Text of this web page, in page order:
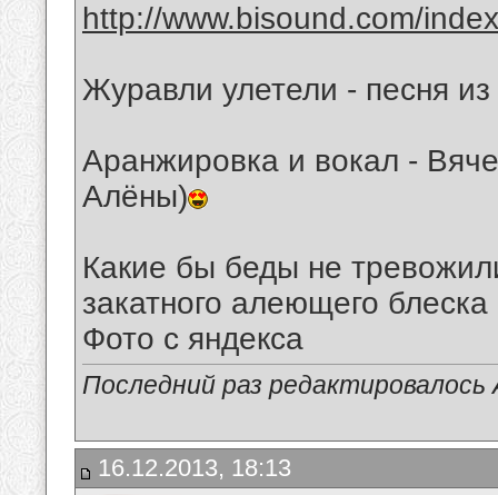
http://www.bisound.com/
Журавли улетели - песня
Аранжировка и вокал -
Алёны)
Какие бы беды не
закатного алеющего
Фото с яндекса
Последний раз
16.12.2013, 18:13